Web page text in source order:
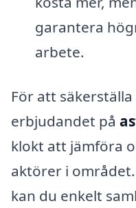
garantera
arbete.
För att
erbjudandet på
klokt att jämföra
aktörer i
kan du enkelt